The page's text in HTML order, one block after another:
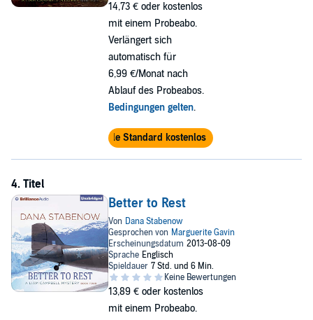
14,73 € oder kostenlos
mit einem Probeabo.
Verlängert sich
automatisch für
6,99 €/Monat nach
Ablauf des Probeabos.
Bedingungen gelten.
Audible Standard kostenlos testen
Better to Rest
13,89 € oder kostenlos
mit einem Probeabo.